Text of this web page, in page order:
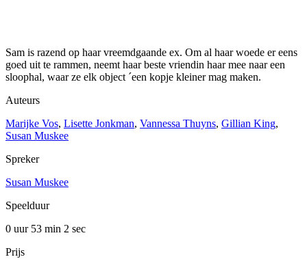
Sam is razend op haar vreemdgaande ex. Om al haar woede er eens
goed uit te rammen, neemt haar beste vriendin haar mee naar een
sloophal, waar ze elk object ´een kopje kleiner mag maken.
Auteurs
Marijke Vos, Lisette Jonkman, Vannessa Thuyns, Gillian King,
Susan Muskee
Spreker
Susan Muskee
Speelduur
0 uur 53 min 2 sec
Prijs